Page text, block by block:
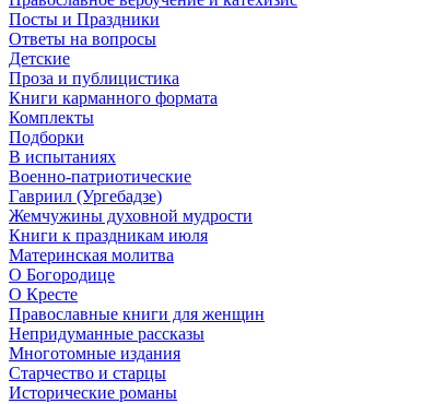
Посты и Праздники
Ответы на вопросы
Детские
Проза и публицистика
Книги карманного формата
Комплекты
Подборки
В испытаниях
Военно-патриотические
Гавриил (Ургебадзе)
Жемчужины духовной мудрости
Книги к праздникам июля
Материнская молитва
О Богородице
О Кресте
Православные книги для женщин
Непридуманные рассказы
Многотомные издания
Старчество и старцы
Исторические романы